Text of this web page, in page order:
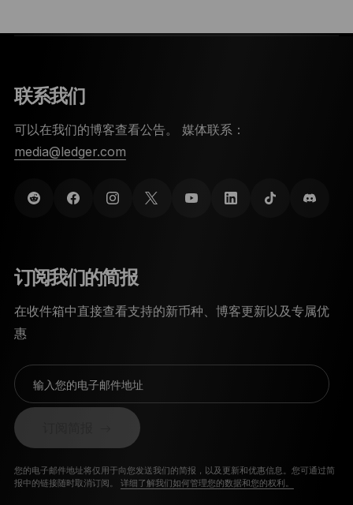
联系我们
可以在我们的博客查看公告。 媒体联系：
media@ledger.com
订阅我们的简报
在收件箱中直接查看支持的新币种、博客更新以及专属优
惠
输入您的电子邮件地址
您的电子邮件地址将仅用于向您发送我们的简报，以及更新和优惠信息。您可通过简
报中的链接随时取消订阅。 详细了解我们如何管理您的数据和您的权利。